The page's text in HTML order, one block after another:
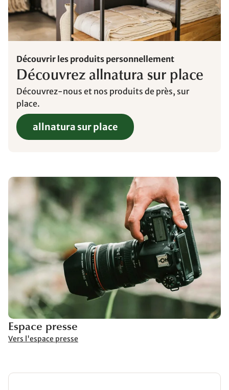
Découvrir les produits personnellement
Découvrez allnatura sur place
Découvrez-nous et nos produits de près, sur
place.
allnatura sur place
Espace presse
Vers l'espace presse